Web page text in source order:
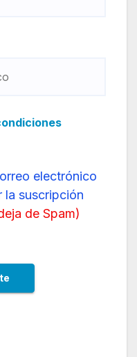
electrónico
la suscripción
de Spam)